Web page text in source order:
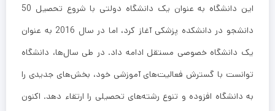
این دانشگاه به عنوان یک دانشگاه دولتی با شروع تحصیل 50
دانشجو در دانشکده پزشکی آغاز کرد، اما در سال 2016 به عنوان
یک دانشگاه خصوصی مستقل ادامه داد. در طی سال‌ها، دانشگاه
توانست با گسترش فعالیت‌های آموزشی خود، بخش‌های جدیدی را
به دانشگاه افزوده و تنوع رشته‌های تحصیلی را ارتقاء دهد. اکنون